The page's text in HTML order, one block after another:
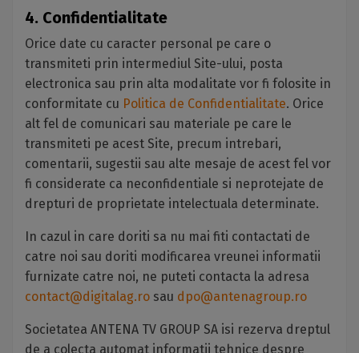
4. Confidentialitate
Orice date cu caracter personal pe care o
transmiteti prin intermediul Site-ului, posta
electronica sau prin alta modalitate vor fi folosite in
conformitate cu Politica de Confidentialitate. Orice
alt fel de comunicari sau materiale pe care le
transmiteti pe acest Site, precum intrebari,
comentarii, sugestii sau alte mesaje de acest fel vor
fi considerate ca neconfidentiale si neprotejate de
drepturi de proprietate intelectuala determinate.
In cazul in care doriti sa nu mai fiti contactati de
catre noi sau doriti modificarea vreunei informatii
furnizate catre noi, ne puteti contacta la adresa
contact@digitalag.ro sau dpo@antenagroup.ro
Societatea ANTENA TV GROUP SA isi rezerva dreptul
de a colecta automat informatii tehnice despre